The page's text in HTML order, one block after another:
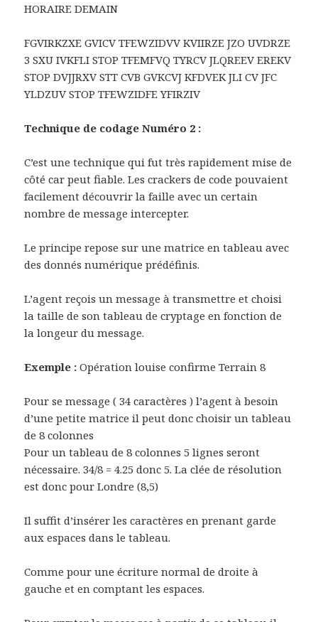
HORAIRE DEMAIN
FGVIRKZXE GVICV TFEWZIDVV KVIIRZE JZO UVDRZE
3 SXU IVKFLI STOP TFEMFVQ TYRCV JLQREEV EREKV
STOP DVJJRXV STT CVB GVKCVJ KFDVEK JLI CV JFC
YLDZUV STOP TFEWZIDFE YFIRZIV
Technique de codage Numéro 2 :
C’est une technique qui fut très rapidement mise de
côté car peut fiable. Les crackers de code pouvaient
facilement découvrir la faille avec un certain
nombre de message intercepter.
Le principe repose sur une matrice en tableau avec
des donnés numérique prédéfinis.
L’agent reçois un message à transmettre et choisi
la taille de son tableau de cryptage en fonction de
la longeur du message.
Exemple : Opération louise confirme Terrain 8
Pour se message ( 34 caractères ) l’agent à besoin
d’une petite matrice il peut donc choisir un tableau
de 8 colonnes
Pour un tableau de 8 colonnes 5 lignes seront
nécessaire. 34/8 = 4.25 donc 5. La clée de résolution
est donc pour Londre (8,5)
Il suffit d’insérer les caractères en prenant garde
aux espaces dans le tableau.
Comme pour une écriture normal de droite à
gauche et en comptant les espaces.